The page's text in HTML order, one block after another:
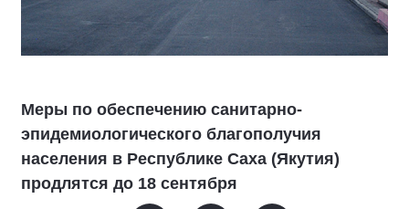
Меры по обеспечению санитарно-
эпидемиологического благополучия
населения в Республике Саха (Якутия)
продлятся до 18 сентября